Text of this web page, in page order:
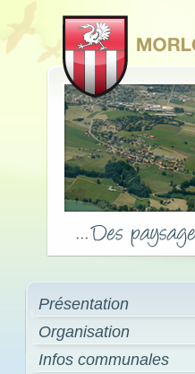
Présentation
Organisation
Infos communales